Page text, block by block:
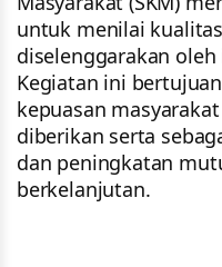
untuk menilai
diselenggarakan
Kegiatan ini
kepuasan
diberikan serta
dan peningkatan
berkelanjutan.